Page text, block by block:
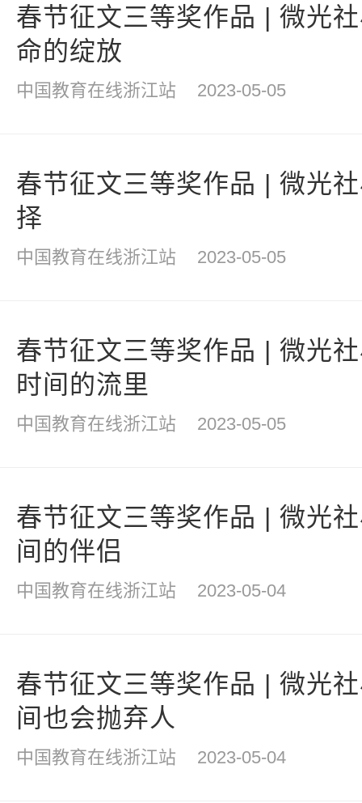
春节征文三等奖作品 | 微光
命的绽放
中国教育在线浙江站 2023-05-05
春节征文三等奖作品 | 微光
择
中国教育在线浙江站 2023-05-05
春节征文三等奖作品 | 微光
时间的流里
中国教育在线浙江站 2023-05-05
春节征文三等奖作品 | 微光
间的伴侣
中国教育在线浙江站 2023-05-04
春节征文三等奖作品 | 微光
间也会抛弃人
中国教育在线浙江站 2023-05-04